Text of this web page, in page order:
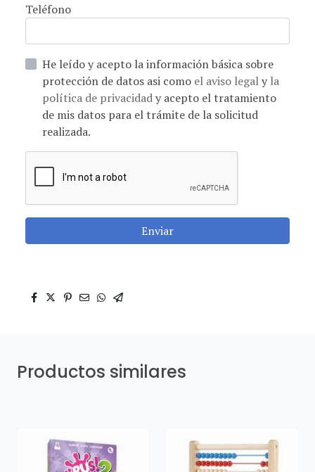
Teléfono
He leído y acepto la información básica sobre
protección de datos asi como el aviso legaly la
política de privacidady acepto el tratamiento
de mis datos para el trámite de la solicitud
realizada.
Enviar
Productos similares